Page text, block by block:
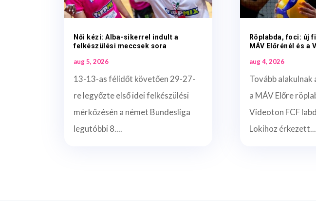
Női kézi: Alba-sikerrel indult a
felkészülési meccsek sora
aug 5, 2026
13-13-as félidőt követően 29-27-
re legyőzte első idei felkészülési
mérkőzésén a német Bundesliga
legutóbbi 8....
Röplabda, foci: új
MÁV Előrénél és a
aug 4, 2026
Tovább
a MÁV Előre
Videoton FCF
Lokihoz érkezett...